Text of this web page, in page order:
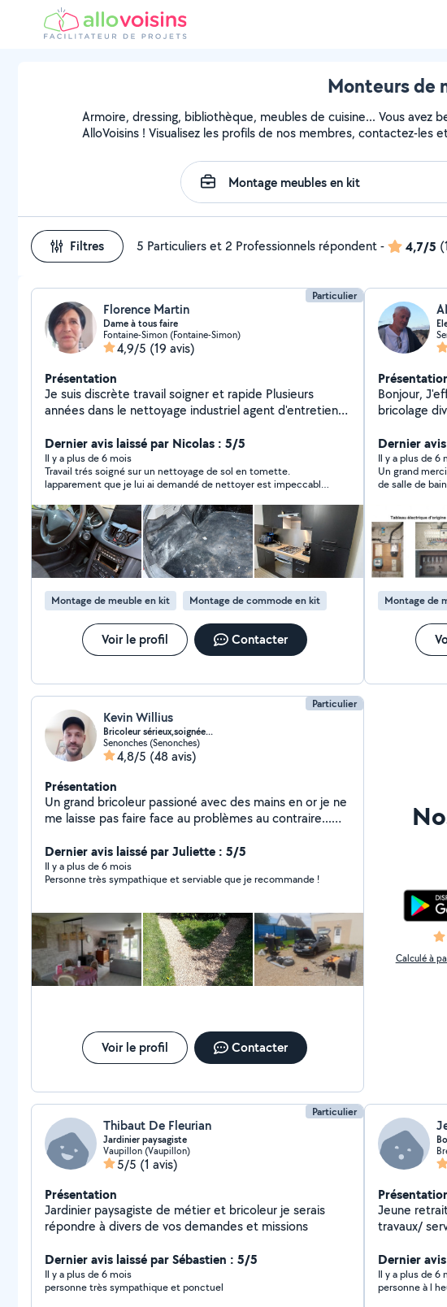
Monteurs de
Armoire, dressing, bibliothèque, meubles de cuisine... Vous avez
AlloVoisins ! Visualisez les profils de nos membres, contactez-les
Filtres 5 Particuliers et 2 Professionnels répondent- 4,7/5
Particulier
Florence Martin
Dame à tous faire
Fontaine-Simon (Fontaine-Simon)
4,9/5 (19 avis)
Présentation
Je suis discrète travail soigner et rapide Plusieurs
années dans le nettoyage industriel agent d'entretien
directement je ne peux pas réponde à des annonce à
plus de 50km
Dernier avis laissé par Nicolas : 5/5
Il y a plus de 6 mois
Travail trés soigné sur un nettoyage de sol en tomette.
lapparement que je lui ai demandé de nettoyer est impeccable.
Montage de meuble en kit Montage de commode en kit
Voir le profil Contacter
Bonjour,
bricolage
toute
à vos
Dernier
Il y a plus de 6
Un grand
de salle de
hésité à nous
recommande
services à
Montage de
Particulier
Kevin Willius
Bricoleur sérieux,soignée...
Senonches (Senonches)
4,8/5 (48 avis)
Présentation
Un grand bricoleur passioné avec des mains en or je ne
me laisse pas faire face au problèmes au contraire...
différentes et passionnante et peux me sortir de
toutes situations... je ne dit jamais non pour me frotter
a un nouveau defi ... sociable a l'écoute et souriant je
soignée a des prix soignée également ... JE PEUX VOUS
PROPOSER CES SERVICES ... -Entretient mécanique
auto -Nettoyage intégrale automobile -Multi travaux
bâtiment intérieur (mur,sol,meuble,sanitaire...) -
Entretient jardin (tonte,taille,ceuillette,creation
Dernier avis laissé par Juliette : 5/5
Il y a plus de 6 mois
Personne très sympathique et serviable que je recommande !
Voir le profil Contacter
Calculé à
Particulier
Thibaut De Fleurian
Jardinier paysagiste
Vaupillon (Vaupillon)
5/5 (1 avis)
Présentation
Jardinier paysagiste de métier et bricoleur je serais
répondre à divers de vos demandes et missions
Dernier avis laissé par Sébastien : 5/5
Il y a plus de 6 mois
personne très sympathique et ponctuel
Jeune
travaux/
Dernier
Il y a plus de 6
personne à l